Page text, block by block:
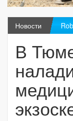
Новости
В